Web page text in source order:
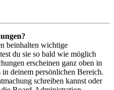
beinhalten wichtige
du sie so bald wie möglich
erscheinen ganz oben in
deinem persönlichen Bereich.
schreiben kannst oder